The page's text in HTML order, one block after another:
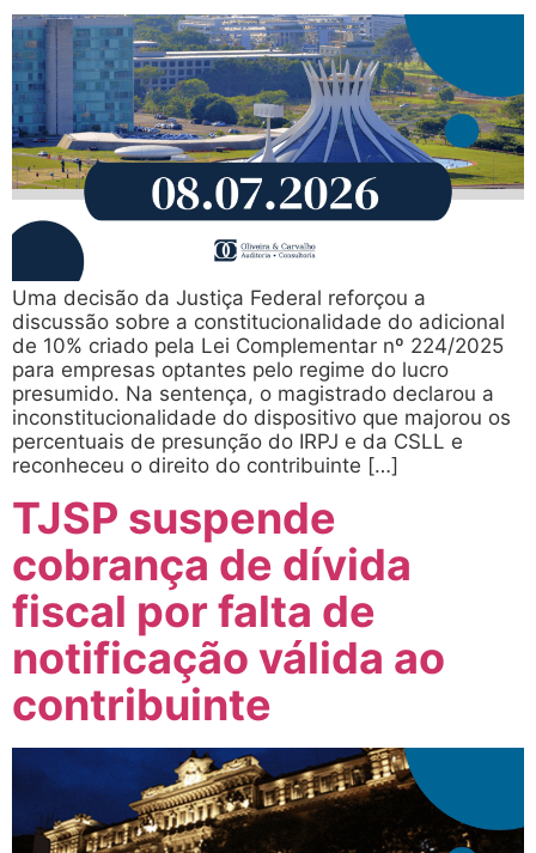
Uma decisão da Justiça Federal reforçou a
discussão sobre a constitucionalidade do adicional
de 10% criado pela Lei Complementar nº 224/2025
para empresas optantes pelo regime do lucro
presumido. Na sentença, o magistrado declarou a
inconstitucionalidade do dispositivo que majorou os
percentuais de presunção do IRPJ e da CSLL e
reconheceu o direito do contribuinte […]
TJSP suspende
cobrança de dívida
fiscal por falta de
notificação válida ao
contribuinte